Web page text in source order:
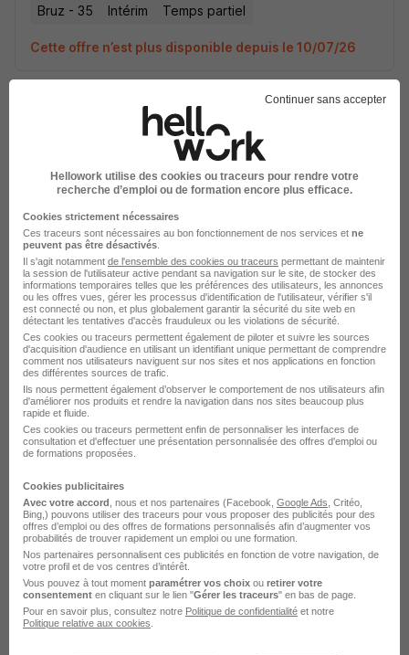
Bruz - 35 Intérim Temps partiel
Cette offre n’est plus disponible depuis le 10/07/26
Emplois & formations
Intérim Animateur commercial
Intérim Commerce
Intérim par ville pour le métier
Animateur commercial
Intérim Porto-Vecchio Animateur commercial
Intérim Brive-la-Gaillarde Animateur commercial
Intérim Lyon Animateur commercial
Parcourir toutes les missions d'intérim de Animateur
commercial
Continuer sans accepter
Hellowork utilise des cookies ou traceurs pour rendre votre
recherche d’emploi ou de formation encore plus efficace.
Cookies strictement nécessaires
Ces traceurs sont nécessaires au bon fonctionnement de nos services et ne
peuvent pas être désactivés
Il s'agit notamment de l'ensemble des cookies ou traceurs permettant de maintenir
la session de l'utilisateur active pendant sa navigation sur le site, de stocker des
informations temporaires telles que les préférences des utilisateurs, les annonces
ou les offres vues, gérer les processus d'identification de l'utilisateur, vérifier s'il
est connecté ou non, et plus globalement garantir la sécurité du site web en
détectant les tentatives d'accès frauduleux ou les violations de sécurité.
Ces cookies ou traceurs permettent également de piloter et suivre les sources
d'acquisition d'audience en utilisant un identifiant unique permettant de comprendre
comment nos utilisateurs naviguent sur nos sites et nos applications en fonction
des différentes sources de trafic.
Ils nous permettent également d’observer le comportement de nos utilisateurs afin
d'améliorer nos produits et rendre la navigation dans nos sites beaucoup plus
rapide et fluide.
Ces cookies ou traceurs permettent enfin de personnaliser les interfaces de
consultation et d'effectuer une présentation personnalisée des offres d'emploi ou
de formations proposées.
Cookies publicitaires
Avec votre accord , nous et nos partenaires (Facebook, Google Ads , Critéo,
Bing,) pouvons utiliser des traceurs pour vous proposer des publicités pour des
offres d’emploi ou des offres de formations personnalisés afin d’augmenter vos
probabilités de trouver rapidement un emploi ou une formation.
Nos partenaires personnalisent ces publicités en fonction de votre navigation, de
votre profil et de vos centres d’intérêt.
Vous pouvez à tout moment paramétrer vos choix ou retirer votre
consentement en cliquant sur le lien "Gérer les traceurs" en bas de page.
Pour en savoir plus, consultez notre Politique de confidentialité et notre
Politique relative aux cookies